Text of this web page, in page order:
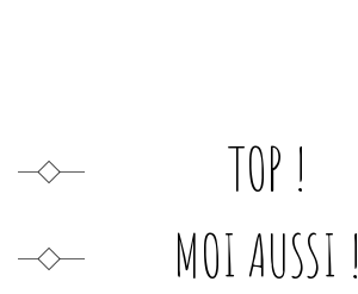
TOP !
MOI AUSSI !